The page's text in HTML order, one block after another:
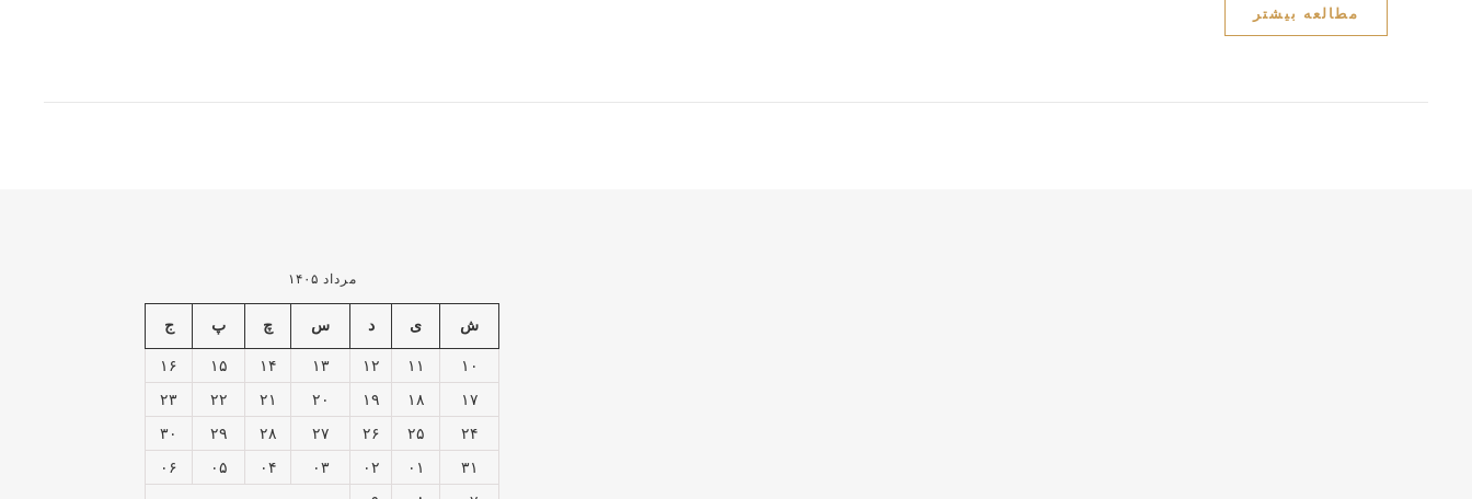
مطالعه بیشتر
مرداد ۱۴۰۵
ش ی د س چ پ ج
۱۰ ۱۱ ۱۲ ۱۳ ۱۴ ۱۵
۱۶
۱۷
۱۸ ۱۹ ۲۰ ۲۱ ۲۲
۲۳
۲۴
۲۵ ۲۶ ۲۷ ۲۸ ۲۹
۳۰
۳۱
۰۱ ۰۲ ۰۳ ۰۴ ۰۵
۰۶